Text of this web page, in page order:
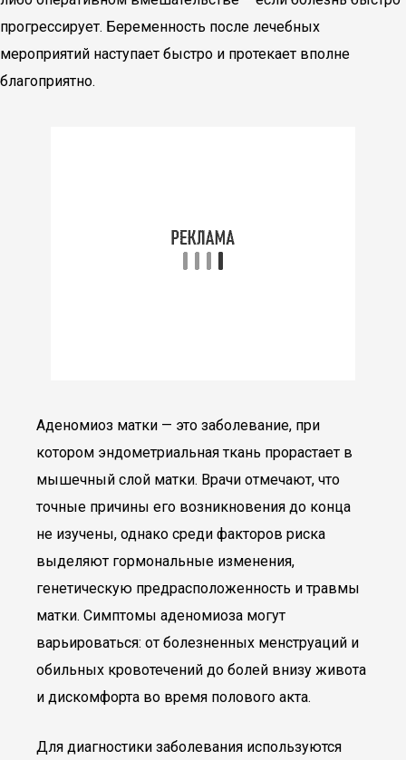
прогрессирует. Беременность после лечебных
мероприятий наступает быстро и протекает вполне
благоприятно.
Аденомиоз матки — это заболевание, при
котором эндометриальная ткань прорастает в
мышечный слой матки. Врачи отмечают, что
точные причины его возникновения до конца
не изучены, однако среди факторов риска
выделяют гормональные изменения,
генетическую предрасположенность и травмы
матки. Симптомы аденомиоза могут
варьироваться: от болезненных менструаций и
обильных кровотечений до болей внизу живота
и дискомфорта во время полового акта.
Для диагностики заболевания используются